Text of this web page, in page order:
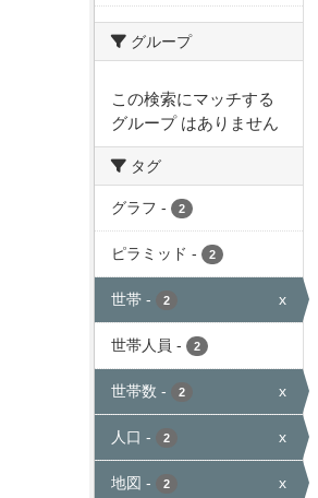
グループ
この検索にマッチする
グループ はありません
タグ
グラフ - 2
ピラミッド - 2
世帯 - 2 x
世帯人員 - 2
世帯数 - 2 x
人口 - 2 x
地図 - 2 x